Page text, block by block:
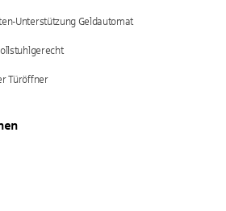
Unterstützung Geldautomat
Türöffner